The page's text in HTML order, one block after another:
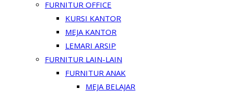
FURNITUR OFFICE
KURSI KANTOR
MEJA KANTOR
LEMARI ARSIP
FURNITUR LAIN-LAIN
FURNITUR ANAK
MEJA BELAJAR